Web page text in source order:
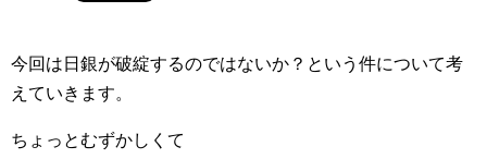
今回は日銀が破綻するのではないか？という件について考
えていきます。
ちょっとむずかしくて